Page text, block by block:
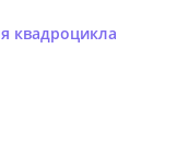
квадроцикла